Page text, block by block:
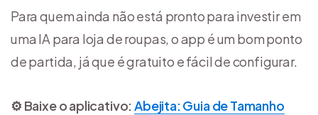
Para quem ainda não está pronto para investir em
uma IA para loja de roupas, o app é um bom ponto
de partida, já que é gratuito e fácil de configurar.
⚙️ Baixe o aplicativo:Abejita: Guia de Tamanho